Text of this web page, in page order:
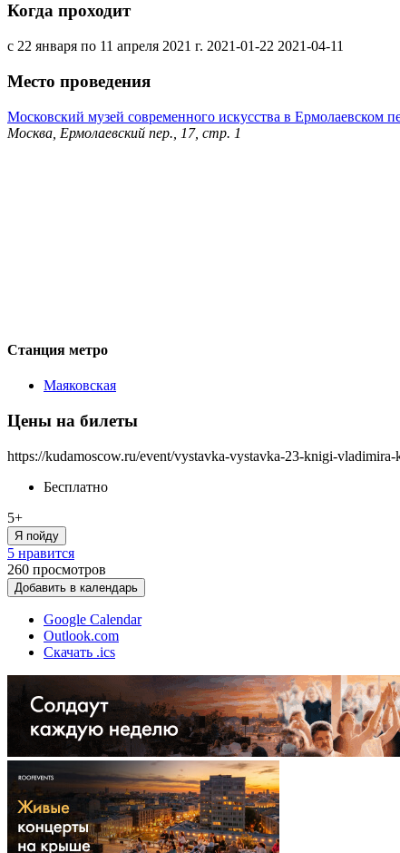
Когда проходит
с 22 января по 11 апреля 2021 г. 2021-01-22 2021-04-11
Место проведения
Московский музей современного искусства в Ермолаевском
Москва, Ермолаевский пер., 17, стр. 1
Станция метро
Маяковская
Цены на билеты
https://kudamoscow.ru/event/vystavka-vystavka-23-knigi-
Бесплатно
5+
Я пойду
5 нравится
260 просмотров
Добавить в календарь
Google Calendar
Outlook.com
Скачать .ics